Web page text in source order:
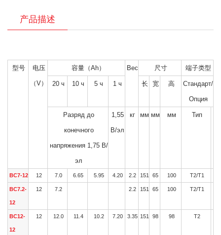
产品描述
型号 电压
（V）
容量（Ah） Вес 尺寸 端子类型
20 ч 10 ч 5 ч 1 ч 长 宽 高 Стандарт/
Опция
Разряд до
конечного
напряжения 1,75 В/
эл
1,55
В/эл
кг мм мм мм Тип
BC7-12 12 7.0 6.65 5.95 4.20 2.2 151 65 100 T2/T1
BC7.2-
12
12 7.2 2.2 151 65 100 T2/T1
BC12-
12
12 12.0 11.4 10.2 7.20 3.35 151 98 98 T2